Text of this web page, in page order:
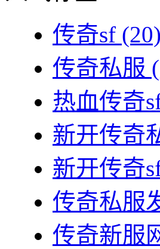
传奇sf (20)
传奇私服
热血传奇
新开传奇
新开传奇
传奇私服
传奇新服